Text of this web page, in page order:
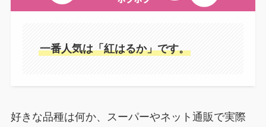
一番人気は「紅はるか」です。
好きな品種は何か、スーパーやネット通販で実際